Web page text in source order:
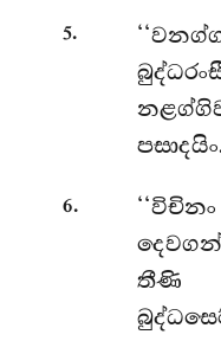
5.
6.
තීණි